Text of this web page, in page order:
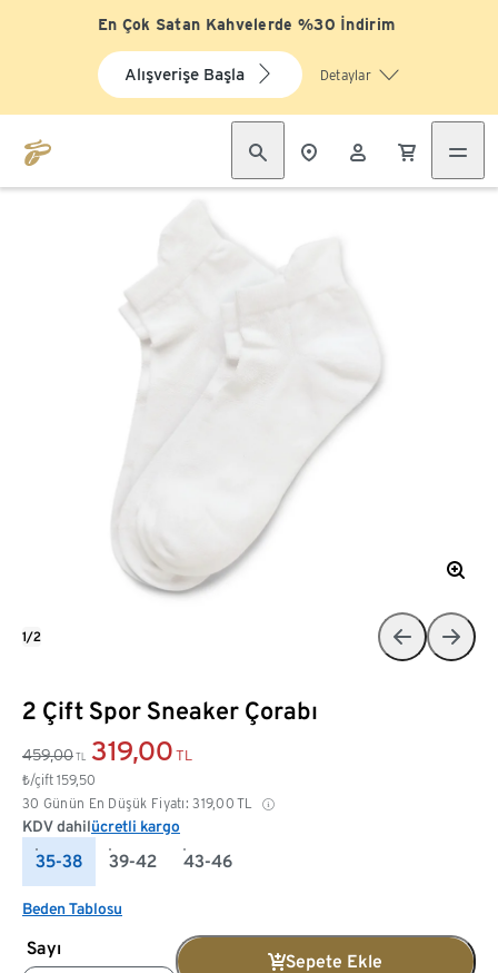
En Çok Satan Kahvelerde %30 İndirim
Alışverişe Başla Detaylar
2 Çift Spor Sneaker Çorabı
459,00 TL 319,00 TL
₺/çift 159,50
30 Günün En Düşük Fiyatı: 319,00 TL
KDV dahilücretli kargo
35-38 39-42 43-46
Beden Tablosu
Sayı
Sepete Ekle
1/2